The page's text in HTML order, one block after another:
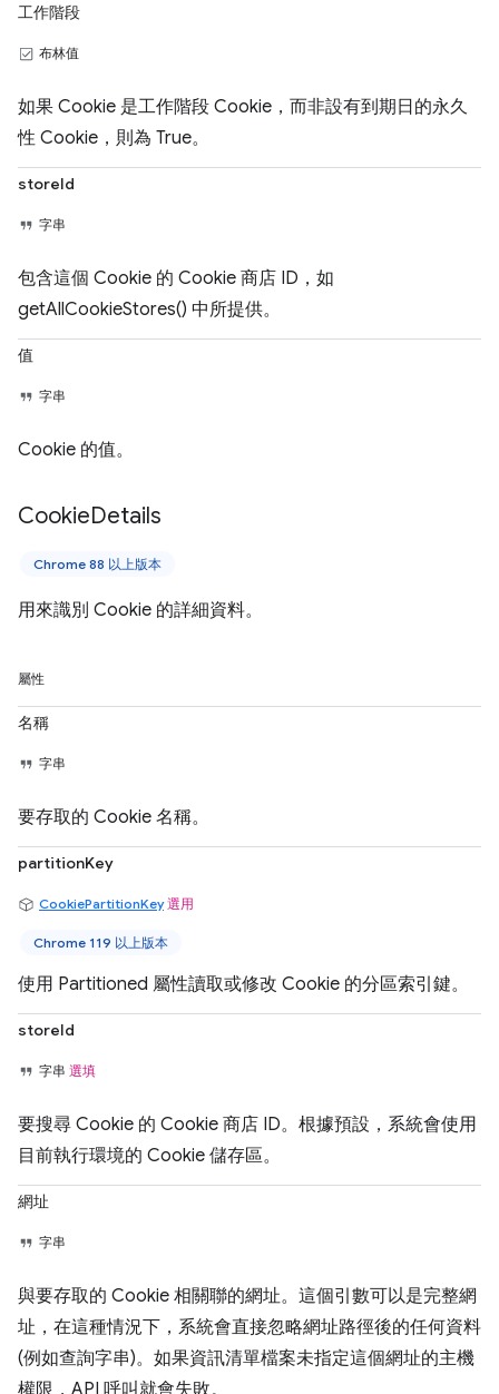
工作階段
布林值
如果 Cookie 是工作階段 Cookie，而非設有到期日的永久
性 Cookie，則為 True。
storeId
字串
包含這個 Cookie 的 Cookie 商店 ID，如
getAllCookieStores() 中所提供。
值
字串
Cookie 的值。
CookieDetails
Chrome 88 以上版本
用來識別 Cookie 的詳細資料。
屬性
名稱
字串
要存取的 Cookie 名稱。
partitionKey
CookiePartitionKey 選用
Chrome 119 以上版本
使用 Partitioned 屬性讀取或修改 Cookie 的分區索引鍵。
storeId
字串 選填
要搜尋 Cookie 的 Cookie 商店 ID。根據預設，系統會使用
目前執行環境的 Cookie 儲存區。
網址
字串
與要存取的 Cookie 相關聯的網址。這個引數可以是完整網
址，在這種情況下，系統會直接忽略網址路徑後的任何資料
(例如查詢字串)。如果資訊清單檔案未指定這個網址的主機
權限，API 呼叫就會失敗。